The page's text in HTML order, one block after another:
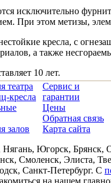
исключительно
При этом метизы,
кресла, с
а также
10 лет.
театра
кресла
залов
Сервис и
гарантии
Цены
Обратная связь
Карта сайта
Югорск, Брянск,
Смоленск, Элиста,
Санкт-Петербург. С
на нашем